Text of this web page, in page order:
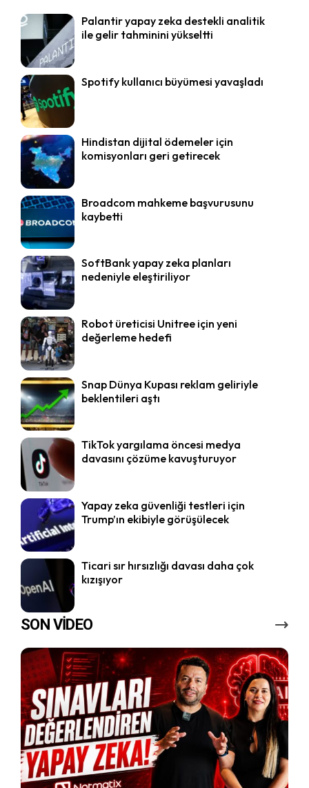
Palantir yapay zeka destekli analitik
ile gelir tahminini yükseltti
Spotify kullanıcı büyümesi yavaşladı
Hindistan dijital ödemeler için
komisyonları geri getirecek
Broadcom mahkeme başvurusunu
kaybetti
SoftBank yapay zeka planları
nedeniyle eleştiriliyor
Robot üreticisi Unitree için yeni
değerleme hedefi
Snap Dünya Kupası reklam geliriyle
beklentileri aştı
TikTok yargılama öncesi medya
davasını çözüme kavuşturuyor
Yapay zeka güvenliği testleri için
Trump’ın ekibiyle görüşülecek
Ticari sır hırsızlığı davası daha çok
kızışıyor
SON VİDEO